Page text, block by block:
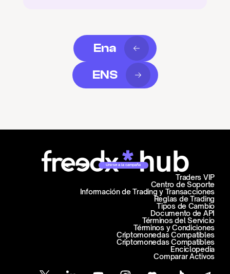
Ena
ENS
Unirse a la campaña
Centro de Soporte
Información de Trading y Transacciones
Traders VIP
Reglas de Trading
Tipos de Cambio
Documento de API
Términos del Servicio
Términos y Condiciones
Criptomonedas Compatibles
Criptomonedas Compatibles
Enciclopedia
Comparar Activos